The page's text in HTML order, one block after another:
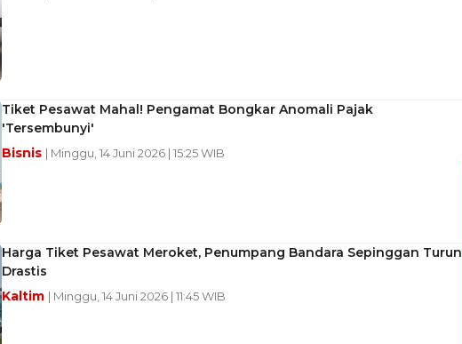
Tiket Pesawat Mahal! Pengamat Bongkar Anomali Pajak
'Tersembunyi'
Bisnis | Minggu, 14 Juni 2026 | 15:25 WIB
Harga Tiket Pesawat Meroket, Penumpang Bandara Sepinggan Turun
Drastis
Kaltim | Minggu, 14 Juni 2026 | 11:45 WIB